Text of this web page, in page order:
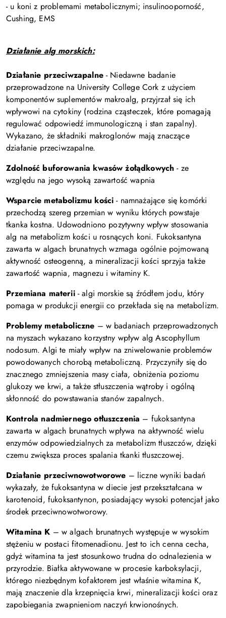
- u koni z problemami metabolicznymi; insulinooporność,
Cushing, EMS
Działanie alg morskich:
Działanie przeciwzapalne- Niedawne badanie
przeprowadzone na University College Cork z użyciem
komponentów suplementów makroalg, przyjrzał się ich
wpływowi na cytokiny (rodzina cząsteczek, które pomagają
regulować odpowiedź immunologiczną i stan zapalny).
Wykazano, że składniki makroglonów mają znaczące
działanie przeciwzapalne.
Zdolność buforowania kwasów żołądkowych - ze
względu na jego wysoką zawartość wapnia
Wsparcie metabolizmu kości - namnażające się komórki
przechodzą szereg przemian w wyniku których powstaje
tkanka kostna. Udowodniono pozytywny wpływ stosowania
alg na metabolizm kości u rosnących koni. Fukoksantyna
zawarta w algach brunatnych wzmaga ogólnie pojmowaną
aktywność osteogenną, a mineralizacji kości sprzyja także
zawartość wapnia, magnezu i witaminy K.
Przemiana materii- algi morskie są źródłem jodu, który
pomaga w produkcji energii co przekłada się na metabolizm.
Problemy metaboliczne – w badaniach przeprowadzonych
na myszach wykazano korzystny wpływ alg Ascophyllum
nodosum. Algi te miały wpływ na zniwelowanie problemów
powodowanych chorobą metaboliczną. Przyczyniły się do
znacznego zmniejszenia masy ciała, obniżenia poziomu
glukozy we krwi, a także stłuszczenia wątroby i ogólną
skłonność do powstawania stanów zapalnych.
Kontrola nadmiernego otłuszczenia – fukoksantyna
zawarta w algach brunatnych wpływa na aktywność wielu
enzymów odpowiedzialnych za metabolizm tłuszczów, dzięki
czemu zwiększa proces spalania tkanki tłuszczowej.
Działanie przeciwnowotworowe – liczne wyniki badań
wykazały, że fukoksantyna w diecie jest przekształcana w
karotenoid, fukoksantynon, posiadający wysoki potencjał jako
środek przeciwnowotworowy.
Witamina K – w algach brunatnych występuje w wysokim
stężeniu w postaci fitomenadionu. Jest to ich cenna cecha,
gdyż witamina ta jest stosunkowo trudna do odnalezienia w
przyrodzie. Białka aktywowane w procesie karboksylacji,
którego niezbędnym kofaktorem jest właśnie witamina K,
mają znaczenie dla krzepnięcia krwi, mineralizacji kości oraz
zapobiegania zwapnieniom naczyń krwionośnych.